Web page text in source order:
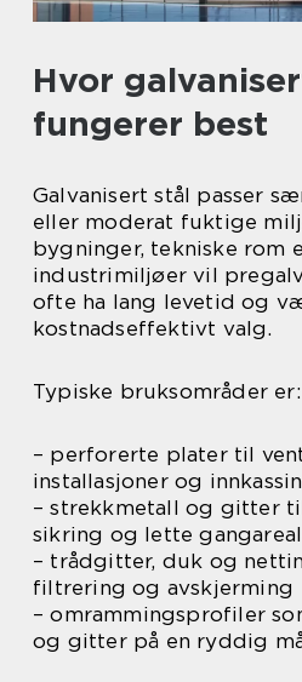
Hvor
fungerer best
Galvanisert stål passer
eller moderat fuktige
bygninger, tekniske rom
industrimiljøer vil
ofte ha lang levetid og
kostnadseffektivt valg.
Typiske bruksområder er:
– perforerte plater til
installasjoner og
– strekkmetall og gitter
sikring og lette
– trådgitter, duk og
filtrering og avskjerming
– omrammingsprofiler
og gitter på en ryddig